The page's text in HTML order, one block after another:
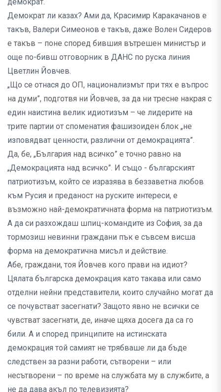
Демократ ли казах? Ами да, Красимир Каракачанов е
такъв, Валери Симеонов е такъв, даже Волен Сидеров
е такъв – поне според бившия вътрешен министър и
още по-бивш отговорник в ДАНС по руска линия
Цветлин Йовчев.
„Що се отнася до ОП, национализмът при тях е въпрос
на думи”, подготвя ни Йовчев, за да ни тресне накрая с
един наистина велик идиотизъм – че лидерите на
трите партии от споменатия фашизоиден блок „не
изповядват ценности, различни от демокрацията”.
Да, бе, „България над всичко” е точно равно на
„Демокрацията над всичко”. И също - българският
патриотизъм, който се изразява в беззаветна любов
към Русия и преданост на руските интереси, е
възможно най-демократичната форма на патриотизъм.
А да си разхождаш шпиц-командите из София, за да
тормозиш невинни граждани пък е съвсем висша
форма на демократична мисъл и действие.
Абе, граждани, тоя Йовчев кого прави на идиот?
Цялата българска демокрация като такава или само
отделни нейни представители, които случайно могат да
се почувстват засегнати? Защото явно не всички се
чувстват засегнати, де, иначе щяха досега да са го
били. А и според принципите на истинската
демокрация той самият не трябваше ли да бъде
следствен за разни работи, сътворени – или
несътворени – по време на службата му в службите, а
не да дава акъл по телевизията?